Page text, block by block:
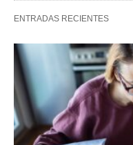
ENTRADAS RECIENTES